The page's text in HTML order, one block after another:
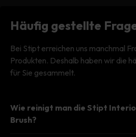
Häufig gestellte
Bei Stipt erreichen uns manchmal
Produkten. Deshalb haben wir die
für Sie gesammelt.
Wie reinigt man die Stipt
Brush?